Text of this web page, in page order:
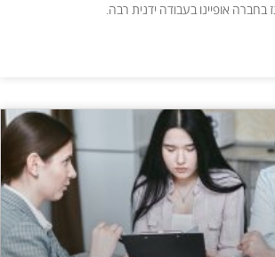
בחברה אופיינו בעבודה ידנית רבה.